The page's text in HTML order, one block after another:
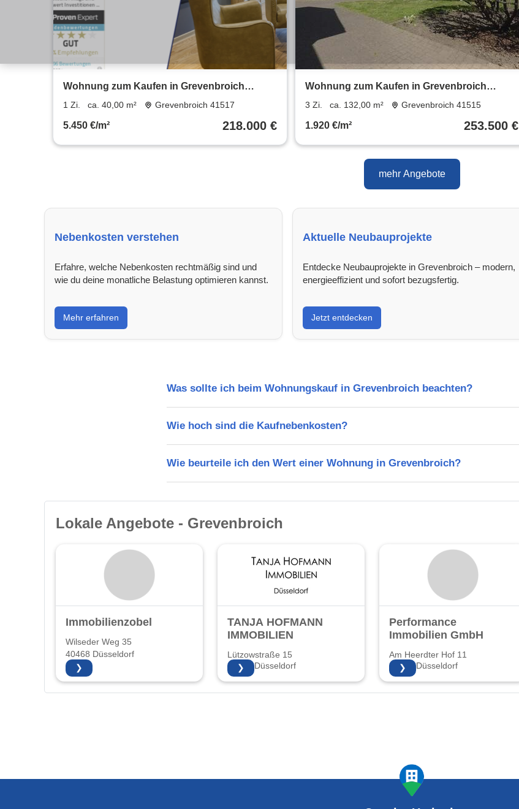
Wohnung zum Kaufen in Grevenbroich
218.000 € 40 m²
1 Zi. ca. 40,00 m² Grevenbroich 41517
5.450 €/m² 218.000 €
Wohnung zum Kaufen in Grevenbroich
253.500 € 132 m²
3 Zi. ca. 132,00 m² Grevenbroich 41515
1.920 €/m² 253.500 €
mehr Angebote
Nebenkosten verstehen
Erfahre, welche Nebenkosten rechtmäßig sind und
wie du deine monatliche Belastung optimieren kannst.
Mehr erfahren
Aktuelle Neubauprojekte
Entdecke Neubauprojekte in Grevenbroich – modern,
energieeffizient und sofort bezugsfertig.
Jetzt entdecken
Was sollte ich beim Wohnungskauf in Grevenbroich beachten?
Wie hoch sind die Kaufnebenkosten?
Wie beurteile ich den Wert einer Wohnung in Grevenbroich?
Lokale Angebote - Grevenbroich
Immobilienzobel
Wilseder Weg 35
40468 Düsseldorf
❯
TANJA HOFMANN
IMMOBILIEN
Lützowstraße 15
40476 Düsseldorf
❯
Performance
Immobilien GmbH
Am Heerdter Hof 11
40549 Düsseldorf
❯